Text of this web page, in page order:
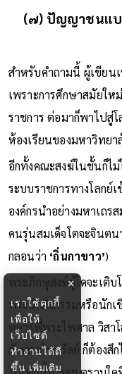
(๗) ปัญญาชนแบ
สำหรับคำถามนี้ ผู้เขียน
เพราะการศึกษาสมัยให
ราชการ ต่อมาก็พาไปสู่
ห้องเรียนของมหาวิทย
อีกทั้งคณะสงฆ์ในชั้นก็
ระบบราชการทางโลกย์
องค์กรนำอย่างมหาเถร
คนรุ่นสมเด็จโตจะจินตน
กลอนว่า ‘ถิ่นกาขาว’)
พระภิกษุสงฆ์ผู้ใดจะเติ
พระนักกิจกรรมหรือนัก
หลวงพี่พระไพศาล วิสา
กับพระไพรวัลย์ ก็ต้อง
×
เราใช้คุกกี้
เพื่อให้
เว็บไซต์
ทำงานได้ดี
ขึ้นเพิ่มเติม